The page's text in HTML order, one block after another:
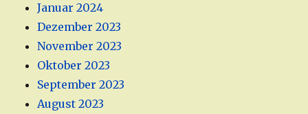
Januar 2024
Dezember 2023
November 2023
Oktober 2023
September 2023
August 2023